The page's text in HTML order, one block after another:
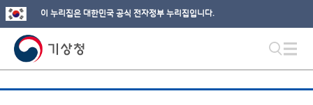
이 누리집은 대한민국 공식 전자정부 누리집입니다.